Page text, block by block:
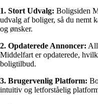
1. Stort Udvalg: Boligsiden
udvalg af boliger, så du nemt
og ønsker.
2. Opdaterede Annoncer:
Middelfart er opdaterede,
boligtilbud.
3. Brugervenlig Platform:
intuitiv og letforståelig